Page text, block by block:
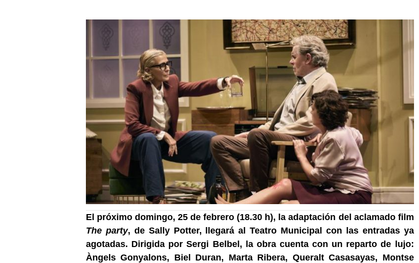
El próximo domingo, 25 de febrero (18.30 h), la adaptación del aclamado film
The party, de Sally Potter, llegará al Teatro Municipal con las entradas ya
agotadas. Dirigida por Sergi Belbel, la obra cuenta con un reparto de lujo:
Àngels Gonyalons, Biel Duran, Marta Ribera, Queralt Casasayas, Montse